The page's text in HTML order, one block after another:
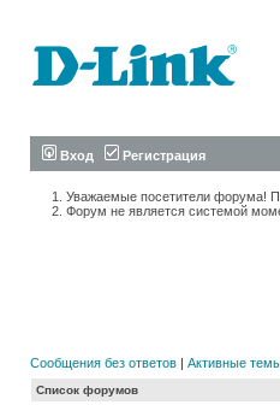
Вход Регистрация
Уважаемые посетители форума!
Форум не является системой
Сообщения без ответов | Активные
Список форумов